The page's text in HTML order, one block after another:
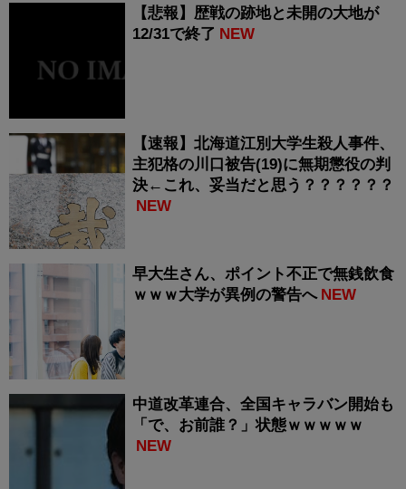
【悲報】歴戦の跡地と未開の大地が
12/31で終了 NEW
【速報】北海道江別大学生殺人事件、
主犯格の川口被告(19)に無期懲役の判
決←これ、妥当だと思う？？？？？？
NEW
早大生さん、ポイント不正で無銭飲食
ｗｗｗ大学が異例の警告へ NEW
中道改革連合、全国キャラバン開始も
「で、お前誰？」状態ｗｗｗｗｗ
NEW